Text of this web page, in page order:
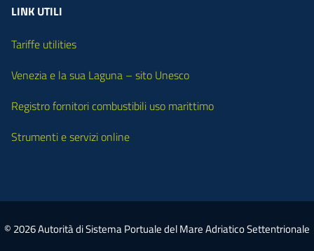
LINK UTILI
Tariffe utilities
Venezia e la sua Laguna – sito Unesco
Registro fornitori combustibili uso marittimo
Strumenti e servizi online
© 2026 Autorità di Sistema Portuale del Mare Adriatico Settentrionale